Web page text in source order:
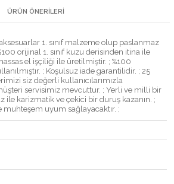
ÜRÜN ÖNERILERI
1. sınıf malzeme olup paslanmaz
orijinal 1. sınıf kuzu derisinden itina ile
el işçiliği ile üretilmiştir. ; %100
; Koşulsuz iade garantilidir. ; 25
siz değerli kullanıcılarımızla
servisimiz mevcuttur. ; Yerli ve milli bir
ile karizmatik ve çekici bir duruş kazanın. ;
uyum sağlayacaktır. ;